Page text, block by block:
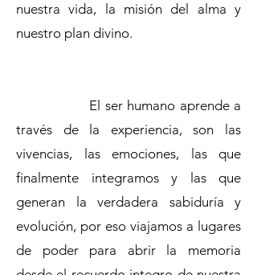
nuestra vida, la misión del alma y
nuestro plan divino.
El ser humano aprende a
través de la experiencia, son las
vivencias, las emociones, las que
finalmente integramos y las que
generan la verdadera sabiduría y
evolución, por eso viajamos a lugares
de poder para abrir la memoria